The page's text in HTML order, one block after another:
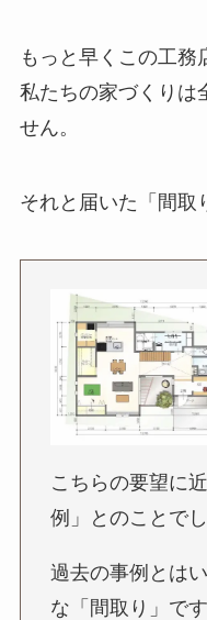
もっと早くこの工
私たちの家づくりは
せん。
それと届いた「間取
こちらの要望に
例」とのことでし
過去の事例とは
な「間取り」です